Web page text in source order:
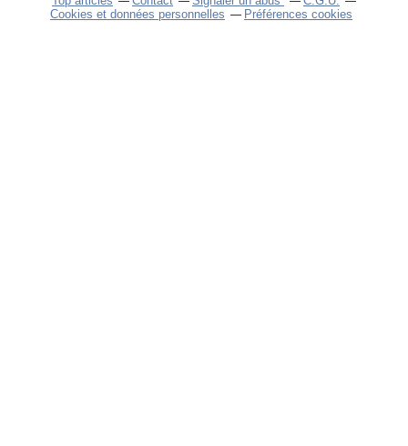
Cookies et données personnelles
Préférences cookies